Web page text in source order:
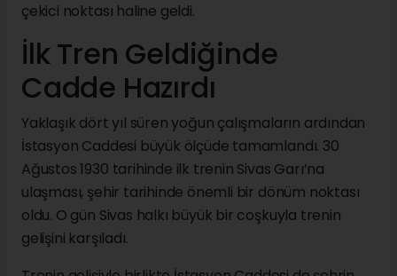
çekici noktası haline geldi.
İlk Tren Geldiğinde
Cadde Hazırdı
Yaklaşık dört yıl süren yoğun çalışmaların ardından
İstasyon Caddesi büyük ölçüde tamamlandı. 30
Ağustos 1930 tarihinde ilk trenin Sivas Garı’na
ulaşması, şehir tarihinde önemli bir dönüm noktası
oldu. O gün Sivas halkı büyük bir coşkuyla trenin
gelişini karşıladı.